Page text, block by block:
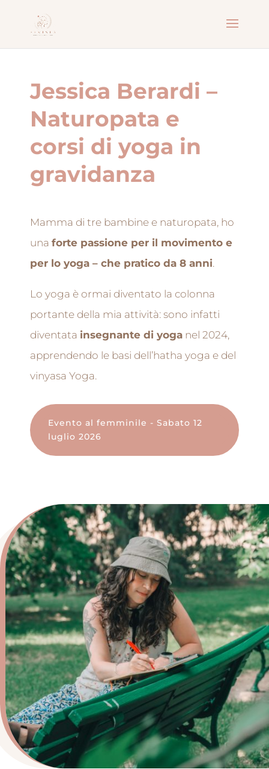
Jessica Berardi –
Naturopata e
corsi di yoga in
gravidanza
Mamma di tre bambine e naturopata, ho
una forte passione per il movimento e
per lo yoga – che pratico da 8 anni.
Lo yoga è ormai diventato la colonna
portante della mia attività: sono infatti
diventata insegnante di yoga nel 2024,
apprendendo le basi dell’hatha yoga e del
vinyasa Yoga.
Evento al femminile - Sabato 12
luglio 2026